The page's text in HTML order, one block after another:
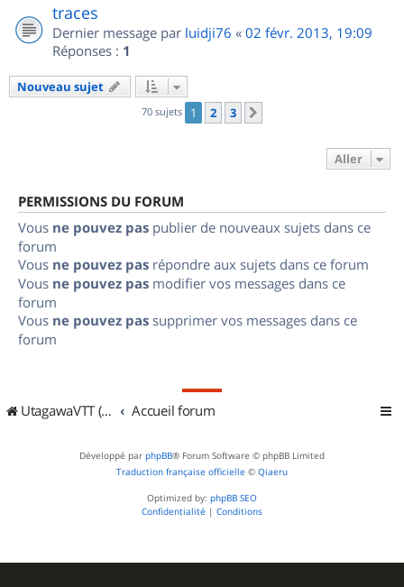
traces
Dernier message par luidji76 « 02 févr. 2013, 19:09
Réponses : 1
Nouveau sujet
70 sujets 1 2 3
Aller
PERMISSIONS DU FORUM
Vous ne pouvez pas publier de nouveaux sujets dans ce
forum
Vous ne pouvez pas répondre aux sujets dans ce forum
Vous ne pouvez pas modifier vos messages dans ce
forum
Vous ne pouvez pas supprimer vos messages dans ce
forum
UtagawaVTT (Randos VTT et VTTAE avec traces GPS) Accueil forum
Développé par phpBB® Forum Software © phpBB Limited
Traduction française officielle © Qiaeru
Optimized by: phpBB SEO
Confidentialité | Conditions